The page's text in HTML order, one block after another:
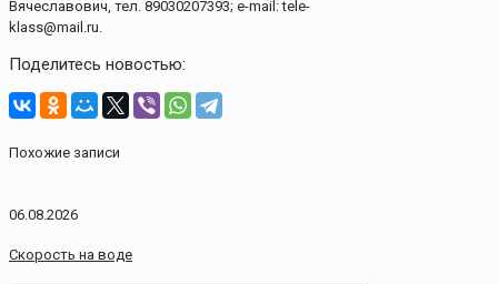
Вячеславович, тел. 89030207393; е-mail: tele-
klass@mail.ru.
Поделитесь новостью:
Похожие записи
06.08.2026
Скорость на воде